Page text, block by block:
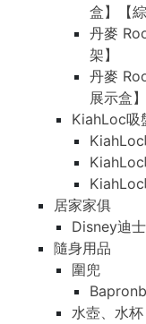
盒】【
丹麥
架】
丹麥
展示盒】
KiahLoc吸
居家家俱
Disney迪
隨身用品
圍兜
水壺、水杯